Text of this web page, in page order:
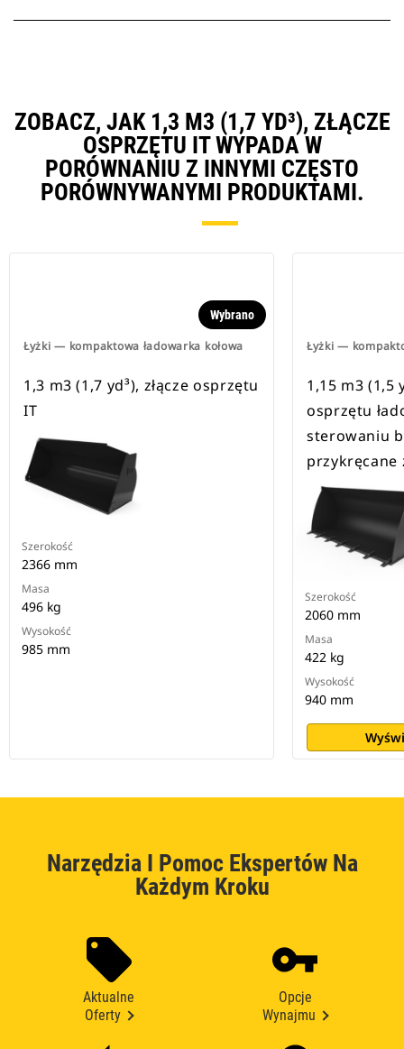
ZOBACZ, JAK 1,3 M3 (1,7 YD³), ZŁĄCZE
OSPRZĘTU IT WYPADA W
PORÓWNANIU Z INNYMI CZĘSTO
PORÓWNYWANYMI PRODUKTAMI.
Łyżki — kompaktowa ładowarka kołowa
Wybrano
1,3 m3 (1,7 yd³), złącze osprzętu
IT
Szerokość
2366 mm
Masa
496 kg
Wysokość
985 mm
Łyżki —
1,15 m3 (1,5
osprzętu
sterowaniu
przykręcane
Szerokość
2060 mm
Masa
422 kg
Wysokość
940 mm
Narzędzia I Pomoc Ekspertów Na
Każdym Kroku
Aktualne
Oferty
Opcje
Wynajmu